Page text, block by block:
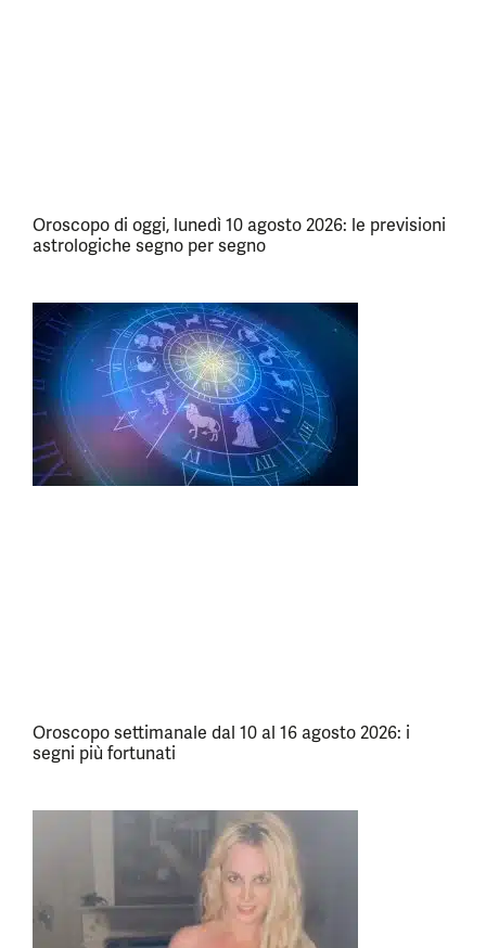
Oroscopo di oggi, lunedì 10 agosto 2026: le previsioni
astrologiche segno per segno
Oroscopo settimanale dal 10 al 16 agosto 2026: i
segni più fortunati